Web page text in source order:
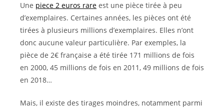
Une piece 2 euros rare est une pièce tirée à peu
d’exemplaires. Certaines années, les pièces ont été
tirées à plusieurs millions d’exemplaires. Elles n’ont
donc aucune valeur particulière. Par exemples, la
pièce de 2€ française a été tirée 171 millions de fois
en 2000, 45 millions de fois en 2011, 49 millions de fois
en 2018…
Mais, il existe des tirages moindres, notamment parmi